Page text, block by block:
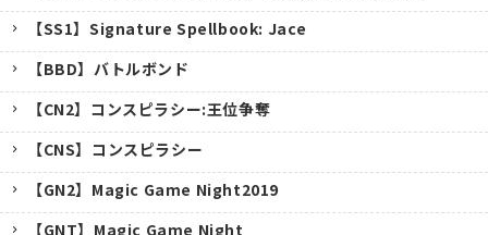
【SS1】Signature Spellbook: Jace
【BBD】バトルボンド
【CN2】コンスピラシー:王位争奪
【CNS】コンスピラシー
【GN2】Magic Game Night2019
【GNT】Magic Game Night